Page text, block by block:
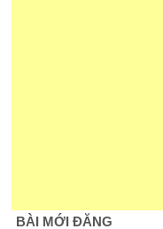
BÀI MỚI ĐĂNG